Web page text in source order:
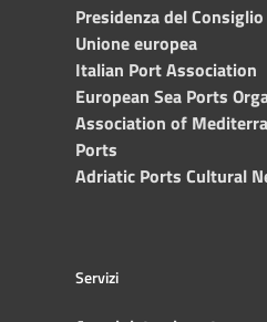
Presidenza del
Unione europea
Italian Port Association
European Sea Ports
Association of
Ports
Adriatic Ports Cultural
Servizi